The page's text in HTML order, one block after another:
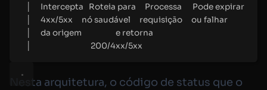
│     Intercepta   Roteia para     Processa      Pode expirar
│     4xx/5xx     nó saudável     requisição     ou falhar
│     da origem                   e retorna
│                                 200/4xx/5xx
Nesta arquitetura, o código de status que o